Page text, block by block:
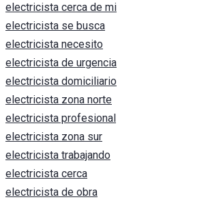
electricista cerca de mi
electricista se busca
electricista necesito
electricista de urgencia
electricista domiciliario
electricista zona norte
electricista profesional
electricista zona sur
electricista trabajando
electricista cerca
electricista de obra